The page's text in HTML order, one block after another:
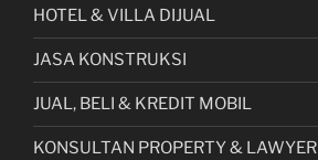
HOTEL & VILLA DIJUAL
JASA KONSTRUKSI
JUAL, BELI & KREDIT MOBIL
KONSULTAN PROPERTY & LAWYER